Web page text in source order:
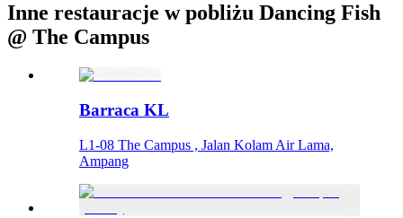
Inne restauracje w pobliżu Dancing Fish
@ The Campus
Barraca KL
L1-08 The Campus , Jalan Kolam Air Lama,
Ampang